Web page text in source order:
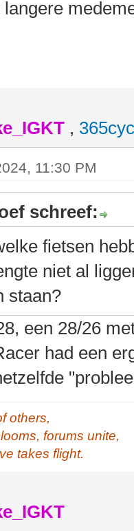
langere
,
11:30 PM
schreef:
fietsen
niet al
staan?
een 28/26
had een
others,
forums unite,
takes flight.